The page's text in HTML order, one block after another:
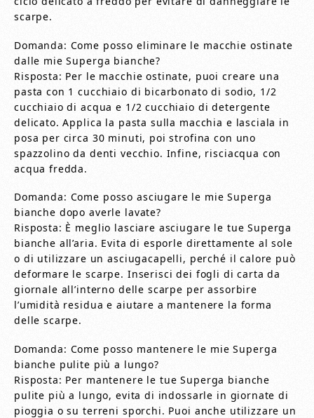
scarpe.
Domanda: Come posso eliminare le macchie ostinate
dalle mie Superga bianche?
Risposta: Per le macchie ostinate, puoi creare una
pasta con 1 cucchiaio di bicarbonato di sodio, 1/2
cucchiaio di acqua e 1/2 cucchiaio di detergente
delicato. Applica la pasta sulla macchia e lasciala in
posa per circa 30 minuti, poi strofina con uno
spazzolino da denti vecchio. Infine, risciacqua con
acqua fredda.
Domanda: Come posso asciugare le mie Superga
bianche dopo averle lavate?
Risposta: È meglio lasciare asciugare le tue Superga
bianche all’aria. Evita di esporle direttamente al sole
o di utilizzare un asciugacapelli, perché il calore può
deformare le scarpe. Inserisci dei fogli di carta da
giornale all’interno delle scarpe per assorbire
l’umidità residua e aiutare a mantenere la forma
delle scarpe.
Domanda: Come posso mantenere le mie Superga
bianche pulite più a lungo?
Risposta: Per mantenere le tue Superga bianche
pulite più a lungo, evita di indossarle in giornate di
pioggia o su terreni sporchi. Puoi anche utilizzare un